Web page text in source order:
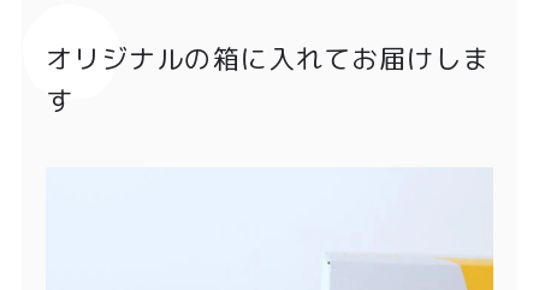
オリジナルの箱に入れてお届けしま
す